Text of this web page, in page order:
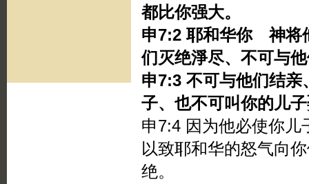
都比你强大。
申7:2 耶和华你 神将
们灭绝淨尽、不可与
申7:3 不可与他们结
子、也不可叫你的儿
申7:4 因为他必使你儿
以致耶和华的怒气向
绝。